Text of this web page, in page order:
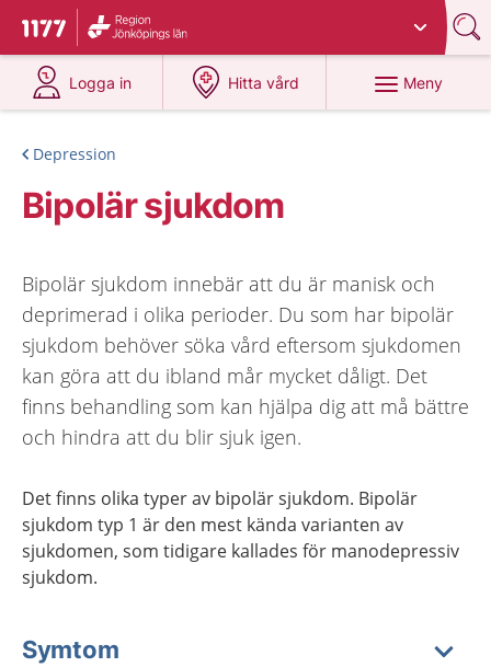
Till startsidan för 1177
Du har valt region
Logga in
på 1177.se
Hitta vård
på 1177.se
Meny
Depression
Bipolär sjukdom
Bipolär sjukdom innebär att du är manisk och
deprimerad i olika perioder. Du som har bipolär
sjukdom behöver söka vård eftersom sjukdomen
kan göra att du ibland mår mycket dåligt. Det
finns behandling som kan hjälpa dig att må bättre
och hindra att du blir sjuk igen.
Det finns olika typer av bipolär sjukdom. Bipolär
sjukdom typ 1 är den mest kända varianten av
sjukdomen, som tidigare kallades för manodepressiv
sjukdom.
Symtom